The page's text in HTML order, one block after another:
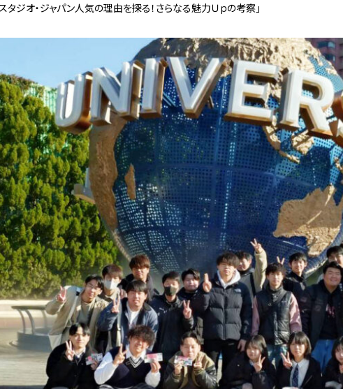
タジオ・ジャパン人気の理由を探る！さらなる魅力Ｕｐの考察」